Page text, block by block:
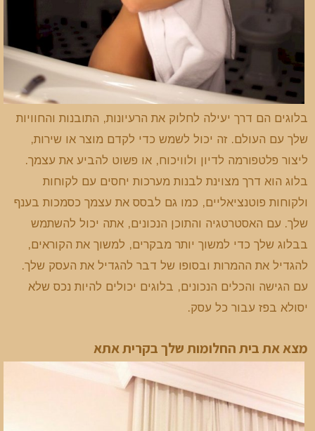
בלוגים הם דרך יעילה לחלוק את הרעיונות, התובנות והחוויות
שלך עם העולם. זה יכול לשמש כדי לקדם מוצר או שירות,
ליצור פלטפורמה לדיון ולוויכוח, או פשוט להביע את עצמך.
בלוג הוא דרך מצוינת לבנות מערכות יחסים עם לקוחות
ולקוחות פוטנציאליים, כמו גם לבסס את עצמך כסמכות בענף
שלך. עם האסטרטגיה והתוכן הנכונים, אתה יכול להשתמש
בבלוג שלך כדי למשוך יותר מבקרים, למשוך את הקוראים,
להגדיל את ההמרות ובסופו של דבר להגדיל את העסק שלך.
עם הגישה והכלים הנכונים, בלוגים יכולים להיות נכס שלא
יסולא בפז עבור כל עסק.
מצא את בית החלומות שלך בקרית אתא